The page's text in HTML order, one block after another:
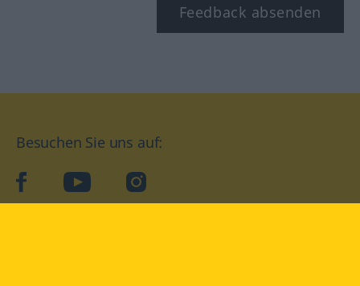
Feedback absenden
Besuchen Sie uns auf:
facebookYouTube Instagram